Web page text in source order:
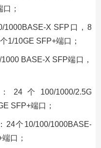
；
1000BASE-X SFP口，8
1/10GE SFP+端口；
BASE-X SFP端口，
：24个100/1000/2.5G
SFP+端口；
24个10/100/1000BASE-
口；